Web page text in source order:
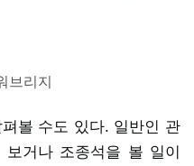
브리지
볼 수도 있다. 일반인 관
보거나 조종석을 볼 일이